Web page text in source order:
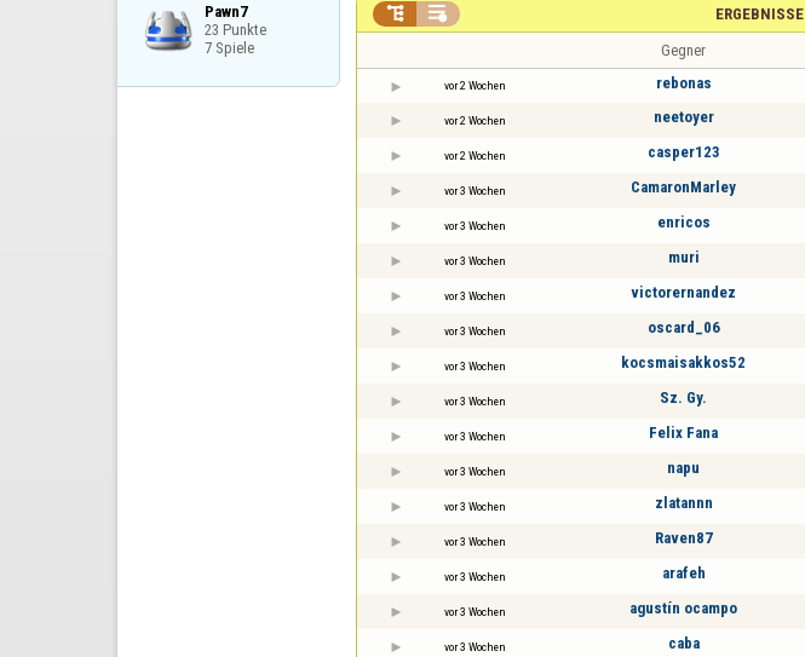
Pawn7
23 Punkte
7 Spiele
ERGEBNISSE
 
Gegner
vor 2 Wochen rebonas
vor 2 Wochen neetoyer
vor 2 Wochen casper123
vor 3 Wochen CamaronMarley
vor 3 Wochen enricos
vor 3 Wochen muri
vor 3 Wochen victorernandez
vor 3 Wochen oscard_06
vor 3 Wochen kocsmaisakkos52
vor 3 Wochen Sz. Gy.
vor 3 Wochen Felix Fana
vor 3 Wochen napu
vor 3 Wochen zlatannn
vor 3 Wochen Raven87
vor 3 Wochen arafeh
vor 3 Wochen agustín ocampo
vor 3 Wochen caba